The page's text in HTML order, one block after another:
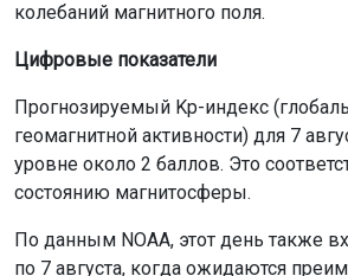
колебаний магнитного поля.
Цифровые показатели
Прогнозируемый Kp-индекс
геомагнитной активности) для 7
уровне около 2 баллов. Это
состоянию магнитосферы.
По данным NOAA, этот день также
по 7 августа, когда ожидаются